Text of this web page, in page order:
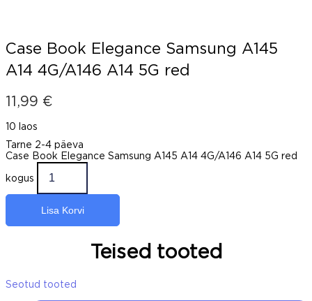
Case Book Elegance Samsung A145
A14 4G/A146 A14 5G red
11,99 €
10 laos
Tarne 2-4 päeva
Case Book Elegance Samsung A145 A14 4G/A146 A14 5G red
kogus
Lisa Korvi
Teised tooted
Seotud tooted